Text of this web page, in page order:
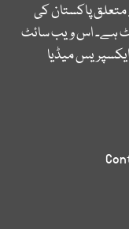
پاکستان کی
ہے۔ اس ویب سائٹ
میڈیا